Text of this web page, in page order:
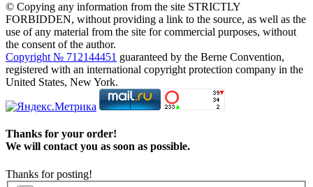
© Copying any information from the site STRICTLY
FORBIDDEN, without providing a link to the source, as well as the
use of any material from the site for commercial purposes, without
the consent of the author.
Copyright № 712144451 guaranteed by the Berne Convention,
registered with an international copyright protection company in the
United States, New York.
Thanks for your order!
We will contact you as soon as possible.
Thanks for posting!